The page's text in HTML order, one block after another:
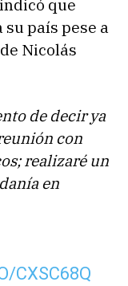
que
país pese a
Nicolás
de decir ya
con
realizaré un
en
CXSC68Q